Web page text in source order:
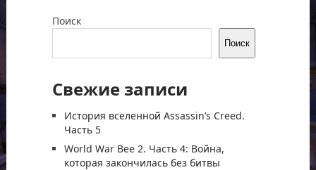
Поиск
Поиск
Свежие записи
История вселенной Assassin’s Creed.
Часть 5
World War Bee 2. Часть 4: Война,
которая закончилась без битвы